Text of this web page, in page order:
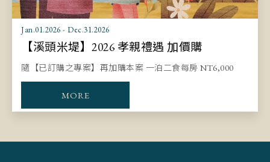
Jan.01.2026 - Dec.31.2026
【溪頭米堤】2026 孝親禮遇 加價購
隨【已訂購之專案】再加購本案 一泊二食每房 NT6,000
MORE